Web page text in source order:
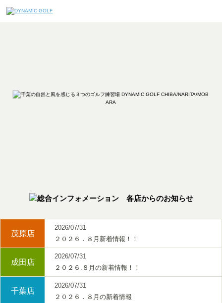
茂原店
2026/07/31
２０２６．８月新着情報！！
成田店
2026/07/31
２０２６.８月の新着情報！！
千葉店
2026/07/31
２０２６．８月の新着情報